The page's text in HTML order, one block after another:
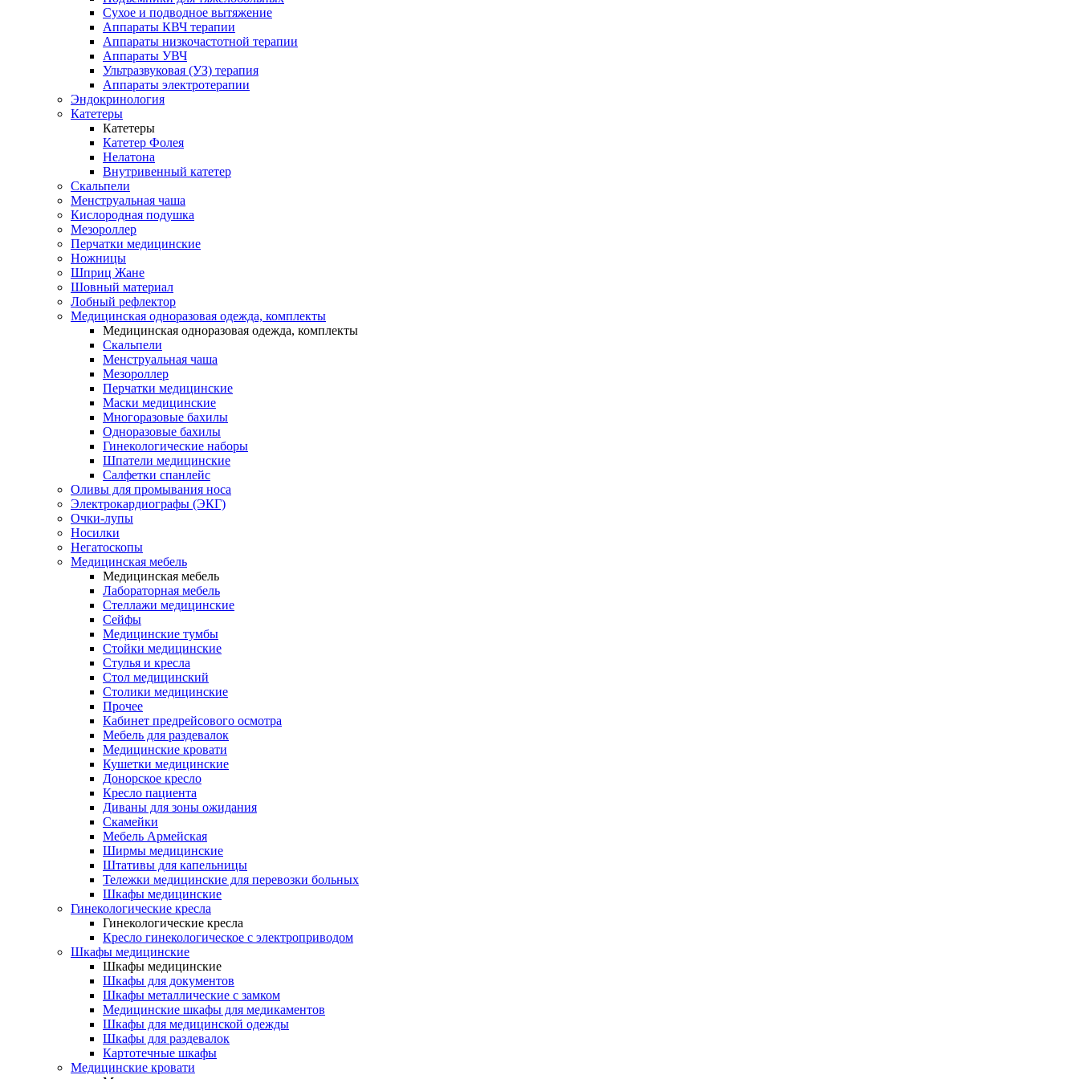
Сухое и подводное вытяжение
Аппараты КВЧ терапии
Аппараты низкочастотной терапии
Аппараты УВЧ
Ультразвуковая (УЗ) терапия
Аппараты электротерапии
Эндокринология
Катетеры
Катетеры
Катетер Фолея
Нелатона
Внутривенный катетер
Скальпели
Менструальная чаша
Кислородная подушка
Мезороллер
Перчатки медицинские
Ножницы
Шприц Жане
Шовный материал
Лобный рефлектор
Медицинская одноразовая одежда, комплекты
Медицинская одноразовая одежда, комплекты
Скальпели
Менструальная чаша
Мезороллер
Перчатки медицинские
Маски медицинские
Многоразовые бахилы
Одноразовые бахилы
Гинекологические наборы
Шпатели медицинские
Салфетки спанлейс
Оливы для промывания носа
Электрокардиографы (ЭКГ)
Очки-лупы
Носилки
Негатоскопы
Медицинская мебель
Медицинская мебель
Лабораторная мебель
Стеллажи медицинские
Сейфы
Медицинские тумбы
Стойки медицинские
Cтулья и кресла
Стол медицинский
Столики медицинские
Прочее
Кабинет предрейсового осмотра
Мебель для раздевалок
Медицинские кровати
Кушетки медицинские
Донорское кресло
Кресло пациента
Диваны для зоны ожидания
Скамейки
Мебель Армейская
Ширмы медицинские
Штативы для капельницы
Тележки медицинские для перевозки больных
Шкафы медицинские
Гинекологические кресла
Гинекологические кресла
Кресло гинекологическое с электроприводом
Шкафы медицинские
Шкафы медицинские
Шкафы для документов
Шкафы металлические с замком
Медицинские шкафы для медикаментов
Шкафы для медицинской одежды
Шкафы для раздевалок
Картотечные шкафы
Медицинские кровати